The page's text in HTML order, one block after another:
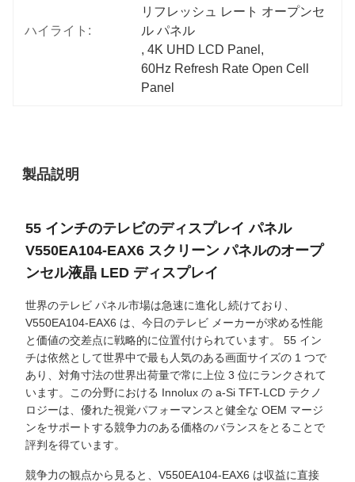
ハイライト:
リフレッシュ レート オープンセ
ル パネル
, 4K UHD LCD Panel ,
60Hz Refresh Rate Open Cell
Panel
製品説明
55 インチのテレビのディスプレイ パネル
V550EA104-EAX6 スクリーン パネルのオープ
ンセル液晶 LED ディスプレイ
世界のテレビ パネル市場は急速に進化し続けており、
V550EA104-EAX6 は、今日のテレビ メーカーが求める性能
と価値の交差点に戦略的に位置付けられています。 55 イン
チは依然として世界中で最も人気のある画面サイズの 1 つで
あり、対角寸法の世界出荷量で常に上位 3 位にランクされて
います。この分野における Innolux の a-Si TFT-LCD テクノ
ロジーは、優れた視覚パフォーマンスと健全な OEM マージ
ンをサポートする競争力のある価格のバランスをとることで
評判を得ています。
競争力の観点から見ると、V550EA104-EAX6 は収益に直接